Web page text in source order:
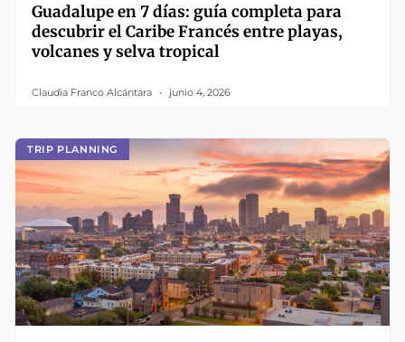
Guadalupe en 7 días: guía completa para
descubrir el Caribe Francés entre playas,
volcanes y selva tropical
Claudia Franco Alcántara junio 4, 2026
TRIP PLANNING